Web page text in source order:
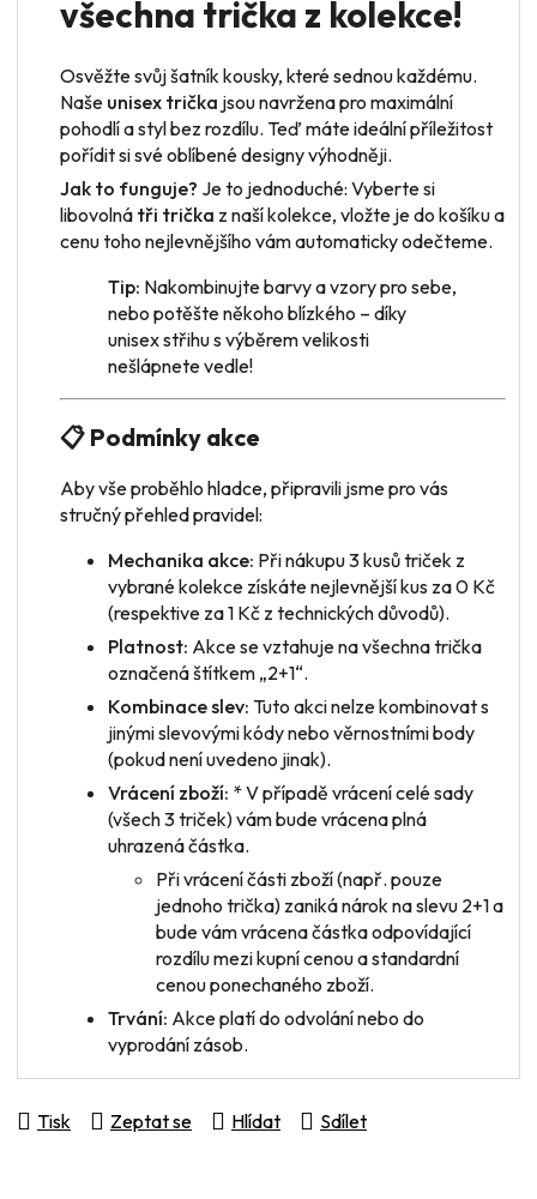
všechna trička z kolekce!
Osvěžte svůj šatník kousky, které sednou každému.
Naše unisex trička jsou navržena pro maximální
pohodlí a styl bez rozdílu. Teď máte ideální příležitost
pořídit si své oblíbené designy výhodněji.
Jak to funguje? Je to jednoduché: Vyberte si
libovolná tři trička z naší kolekce, vložte je do košíku a
cenu toho nejlevnějšího vám automaticky odečteme.
Tip: Nakombinujte barvy a vzory pro sebe,
nebo potěšte někoho blízkého – díky
unisex střihu s výběrem velikosti
nešlápnete vedle!
📋 Podmínky akce
Aby vše proběhlo hladce, připravili jsme pro vás
stručný přehled pravidel:
Mechanika akce: Při nákupu 3 kusů triček z
vybrané kolekce získáte nejlevnější kus za 0 Kč
(respektive za 1 Kč z technických důvodů).
Platnost: Akce se vztahuje na všechna trička
označená štítkem „2+1“.
Kombinace slev: Tuto akci nelze kombinovat s
jinými slevovými kódy nebo věrnostními body
(pokud není uvedeno jinak).
Vrácení zboží: * V případě vrácenícelé sady
(všech 3 triček) vám bude vrácena plná
uhrazená částka.
Při vráceníčásti zboží(např. pouze
jednoho trička) zaniká nárok na slevu 2+1 a
bude vám vrácena částka odpovídající
rozdílu mezi kupní cenou a standardní
cenou ponechaného zboží.
Trvání: Akce platí do odvolání nebo do
vyprodání zásob.
Tisk Zeptat se Hlídat Sdílet